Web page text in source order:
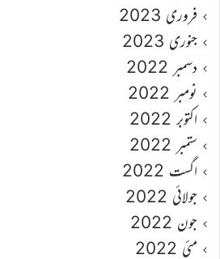
فروری 2023
جنوری 2023
دسمبر 2022
نومبر 2022
اکتوبر 2022
ستمبر 2022
اگست 2022
جولائی 2022
جون 2022
مئی 2022